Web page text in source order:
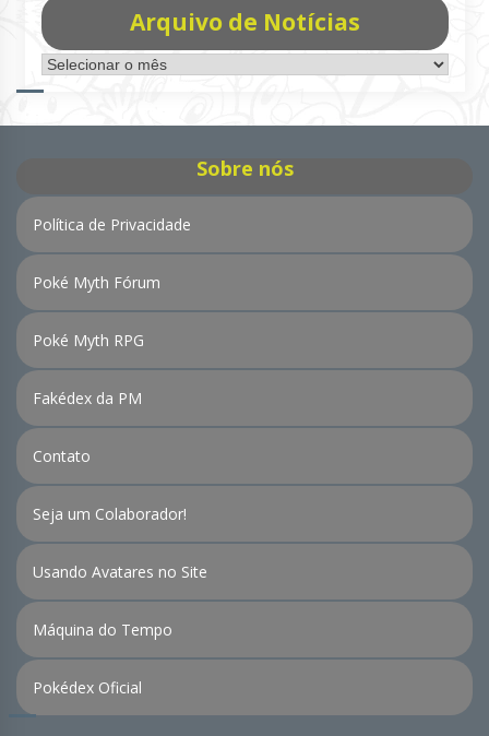
Arquivo de Notícias
Arquivo
de
Sobre nós
Política de Privacidade
Poké Myth Fórum
Poké Myth RPG
Fakédex da PM
Contato
Seja um Colaborador!
Usando Avatares no Site
Máquina do Tempo
Pokédex Oficial